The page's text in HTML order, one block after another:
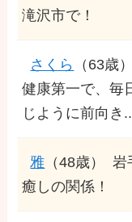
滝沢市で！
さくら （63歳）
健康第一で、毎
じように前向き
雅 （48歳）
岩
癒しの関係！